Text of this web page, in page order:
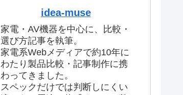
idea-muse
家電・AV機器を中心に、比較・
選び方記事を執筆。
家電系Webメディアで約10年に
わたり製品比較・記事制作に携
わってきました。
スペックだけでは判断しにくい